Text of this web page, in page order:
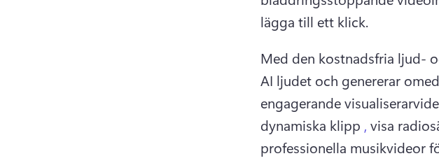
lägga till ett klick.
Med den kostnadsfria ljud-
AI ljudet och genererar
engagerande
dynamiska klipp , visa
professionella musikvideor